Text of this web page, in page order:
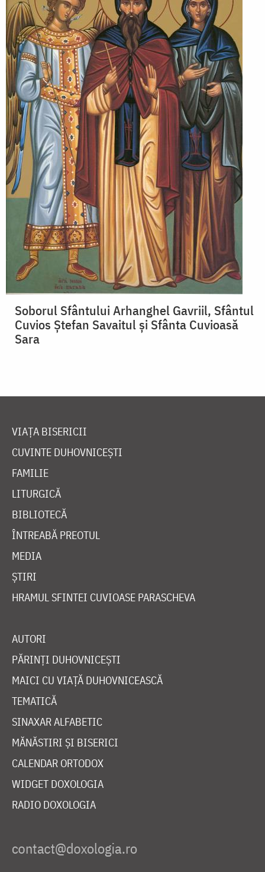
Soborul Sfântului Arhanghel Gavriil, Sfântul
Cuvios Ștefan Savaitul și Sfânta Cuvioasă
Sara
VIAȚA BISERICII
CUVINTE DUHOVNICEȘTI
FAMILIE
LITURGICĂ
BIBLIOTECĂ
ÎNTREABĂ PREOTUL
MEDIA
ȘTIRI
HRAMUL SFINTEI CUVIOASE PARASCHEVA
AUTORI
PĂRINȚI DUHOVNICEȘTI
MAICI CU VIAȚĂ DUHOVNICEASCĂ
TEMATICĂ
SINAXAR ALFABETIC
MĂNĂSTIRI ȘI BISERICI
CALENDAR ORTODOX
WIDGET DOXOLOGIA
RADIO DOXOLOGIA